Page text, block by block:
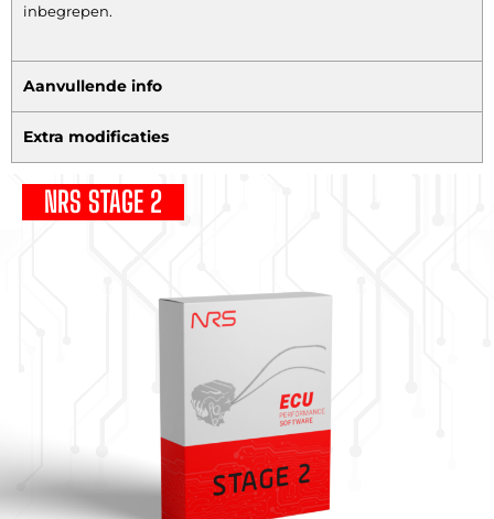
inbegrepen.
Aanvullende info
Extra modificaties
NRS STAGE 2